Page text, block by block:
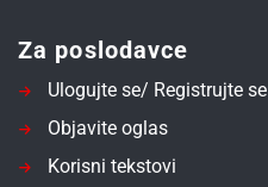
Za poslodavce
Ulogujte se/ Registrujte se
Objavite oglas
Korisni tekstovi